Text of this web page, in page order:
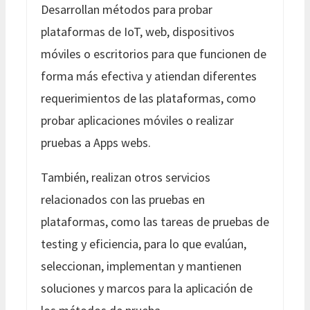
Desarrollan métodos para probar
plataformas de IoT, web, dispositivos
móviles o escritorios para que funcionen de
forma más efectiva y atiendan diferentes
requerimientos de las plataformas, como
probar aplicaciones móviles o realizar
pruebas a Apps webs.
También, realizan otros servicios
relacionados con las pruebas en
plataformas, como las tareas de pruebas de
testing y eficiencia, para lo que evalúan,
seleccionan, implementan y mantienen
soluciones y marcos para la aplicación de